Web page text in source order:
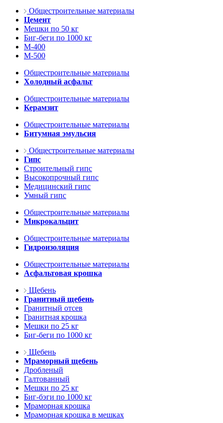
Общестроительные материалы
Цемент
Мешки по 50 кг
Биг-беги по 1000 кг
М-400
М-500
Общестроительные материалы
Холодный асфальт
Общестроительные материалы
Керамзит
Общестроительные материалы
Битумная эмульсия
Общестроительные материалы
Гипс
Строительный гипс
Высокопрочный гипс
Медицинский гипс
Умный гипс
Общестроительные материалы
Микрокальцит
Общестроительные материалы
Гидроизоляция
Общестроительные материалы
Асфальтовая крошка
Щебень
Гранитный щебень
Гранитный отсев
Гранитная крошка
Мешки по 25 кг
Биг-беги по 1000 кг
Щебень
Мраморный щебень
Дробленый
Галтованный
Мешки по 25 кг
Биг-бэги по 1000 кг
Мраморная крошка
Мраморная крошка в мешках